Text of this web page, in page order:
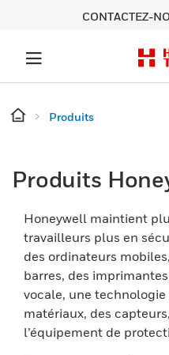
CONTACTEZ-
Produits
Produits
Honeywell maintient
travailleurs plus en
des ordinateurs
barres, des
vocale, une
matériaux, des
l’équipement de